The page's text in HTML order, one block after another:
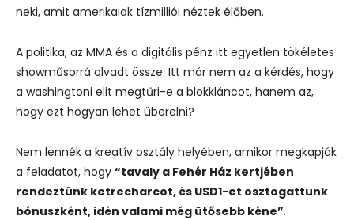
neki, amit amerikaiak tízmilliói néztek élőben.
A politika, az MMA és a digitális pénz itt egyetlen tökéletes
showműsorrá olvadt össze. Itt már nem az a kérdés, hogy
a washingtoni elit megtűri-e a blokkláncot, hanem az,
hogy ezt hogyan lehet überelni?
Nem lennék a kreatív osztály helyében, amikor megkapják
a feladatot, hogy “tavaly a Fehér Ház kertjében
rendeztünk ketrecharcot, és USD1-et osztogattunk
bónuszként, idén valami még ütősebb kéne”.